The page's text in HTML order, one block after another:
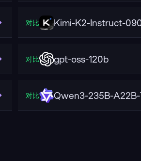
对比 Kimi-K2-Instruct-
对比 gpt-oss-120b
对比 Qwen3-235B-